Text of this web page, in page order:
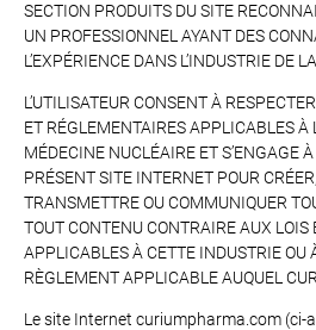
SECTION PRODUITS DU SITE
UN PROFESSIONNEL AYANT DES
L’EXPÉRIENCE DANS L’INDUSTRIE DE
L’UTILISATEUR CONSENT À
ET RÉGLEMENTAIRES APPLICABLES À
MÉDECINE NUCLÉAIRE ET S’ENGAGE
PRÉSENT SITE INTERNET POUR
TRANSMETTRE OU COMMUNIQUER
TOUT CONTENU CONTRAIRE AUX LOIS
APPLICABLES À CETTE INDUSTRIE OU
RÈGLEMENT APPLICABLE AUQUEL
Le site Internet curiumpharma.com (ci-